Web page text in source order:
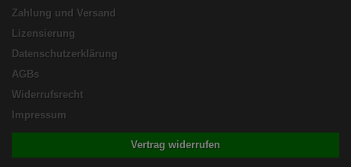
Zahlung und Versand
Lizensierung
Datenschutzerklärung
AGBs
Widerrufsrecht
Impressum
Vertrag widerrufen